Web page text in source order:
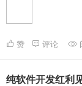
赞 评论
纯软件开发红利